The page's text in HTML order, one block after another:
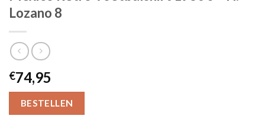
Lozano 8
€74,95
BESTELLEN